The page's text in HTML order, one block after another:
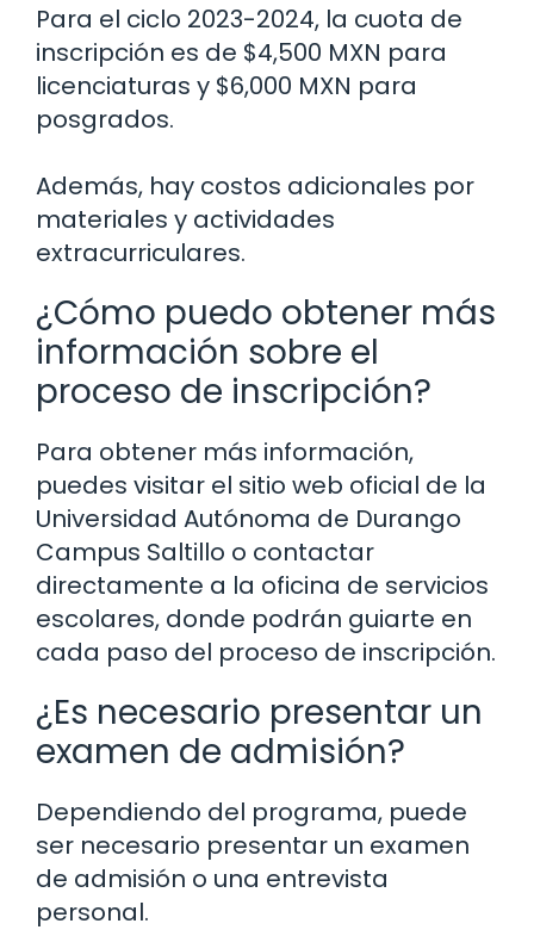
Para el ciclo 2023-2024, la cuota de
inscripción es de $4,500 MXN para
licenciaturas y $6,000 MXN para
posgrados.
Además, hay costos adicionales por
materiales y actividades
extracurriculares.
¿Cómo puedo obtener más
información sobre el
proceso de inscripción?
Para obtener más información,
puedes visitar el sitio web oficial de la
Universidad Autónoma de Durango
Campus Saltillo o contactar
directamente a la oficina de servicios
escolares, donde podrán guiarte en
cada paso del proceso de inscripción.
¿Es necesario presentar un
examen de admisión?
Dependiendo del programa, puede
ser necesario presentar un examen
de admisión o una entrevista
personal.